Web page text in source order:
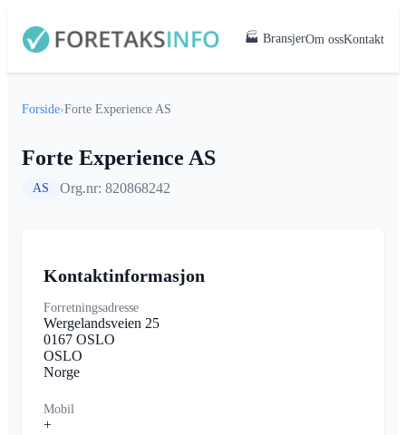
🏭 BransjerOm ossKontakt
Forside›Forte Experience AS
Forte Experience AS
AS Org.nr: 820868242
Kontaktinformasjon
Forretningsadresse
Wergelandsveien 25
0167 OSLO
OSLO
Norge
Mobil
+